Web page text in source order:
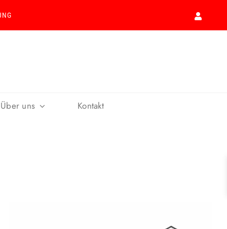
Über uns Kontakt